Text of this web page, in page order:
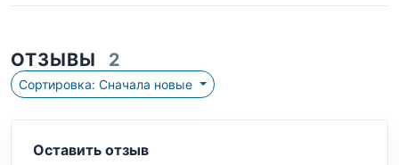
ОТЗЫВЫ 2
Сортировка: Сначала новые
Оставить отзыв